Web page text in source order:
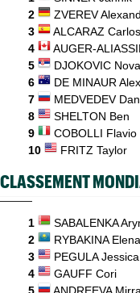
US Open
Lorenzo Musetti
2
ZVEREV
3
ALCARAZ Carlos
4
AUGER-
5
DJOKOVIC
6
DE MINAUR Alex
7
MEDVEDEV
8
SHELTON Ben
9
COBOLLI Flavio
10
FRITZ Taylor
CLASSEMENT
1 SABALENKA
2
RYBAKINA Elena
3
PEGULA Jessica
4
GAUFF Cori
5
ANDREEVA Mirra